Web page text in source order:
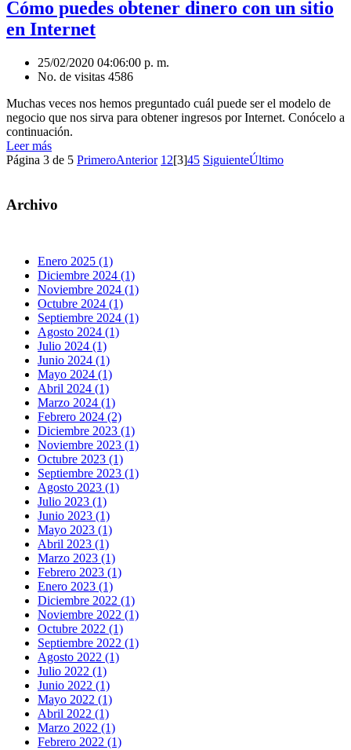
Cómo puedes obtener dinero con un sitio
en Internet
25/02/2020 04:06:00 p. m.
No. de visitas 4586
Muchas veces nos hemos preguntado cuál puede ser el modelo de
negocio que nos sirva para obtener ingresos por Internet. Conócelo a
continuación.
Leer más
Página 3 de 5 PrimeroAnterior 1 2[3]45 SiguienteÚltimo
Archivo
Enero 2025 (1)
Diciembre 2024 (1)
Noviembre 2024 (1)
Octubre 2024 (1)
Septiembre 2024 (1)
Agosto 2024 (1)
Julio 2024 (1)
Junio 2024 (1)
Mayo 2024 (1)
Abril 2024 (1)
Marzo 2024 (1)
Febrero 2024 (2)
Diciembre 2023 (1)
Noviembre 2023 (1)
Octubre 2023 (1)
Septiembre 2023 (1)
Agosto 2023 (1)
Julio 2023 (1)
Junio 2023 (1)
Mayo 2023 (1)
Abril 2023 (1)
Marzo 2023 (1)
Febrero 2023 (1)
Enero 2023 (1)
Diciembre 2022 (1)
Noviembre 2022 (1)
Octubre 2022 (1)
Septiembre 2022 (1)
Agosto 2022 (1)
Julio 2022 (1)
Junio 2022 (1)
Mayo 2022 (1)
Abril 2022 (1)
Marzo 2022 (1)
Febrero 2022 (1)